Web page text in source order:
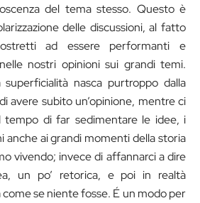
del tema stesso. Questo è
delle discussioni, al fatto
ad essere performanti e
nostri opinioni sui grandi temi.
nasca purtroppo dalla
avere subito un’opinione, mentre ci
tempo di far sedimentare le idee, i
anche ai grandi momenti della storia
vivendo; invece di affannarci a dire
un po’ retorica, e poi in realtà
se niente fosse. É un modo per